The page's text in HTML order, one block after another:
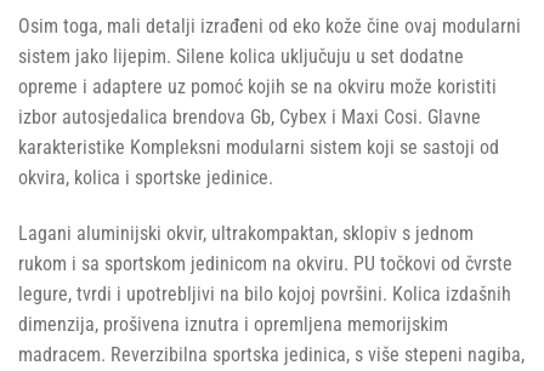
Osim toga, mali detalji izrađeni od eko kože čine ovaj modularni
sistem jako lijepim. Silene kolica uključuju u set dodatne
opreme i adaptere uz pomoć kojih se na okviru može koristiti
izbor autosjedalica brendova Gb, Cybex i Maxi Cosi. Glavne
karakteristike Kompleksni modularni sistem koji se sastoji od
okvira, kolica i sportske jedinice.
Lagani aluminijski okvir, ultrakompaktan, sklopiv s jednom
rukom i sa sportskom jedinicom na okviru. PU točkovi od čvrste
legure, tvrdi i upotrebljivi na bilo kojoj površini. Kolica izdašnih
dimenzija, prošivena iznutra i opremljena memorijskim
madracem. Reverzibilna sportska jedinica, s više stepeni nagiba,